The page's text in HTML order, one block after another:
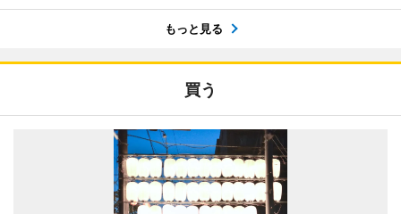
もっと見る
買う